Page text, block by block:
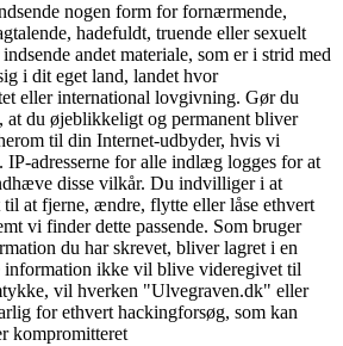
nogen form for fornærmende,
hadefuldt, truende eller sexuelt
andet materiale, som er i strid med
i dit eget land, landet hvor
eller international lovgivning. Gør du
at du øjeblikkeligt og permanent bliver
til din Internet-udbyder, hvis vi
IP-adresserne for alle indlæg logges for at
disse vilkår. Du indvilliger i at
at fjerne, ændre, flytte eller låse ethvert
vi finder dette passende. Som bruger
du har skrevet, bliver lagret i en
information ikke vil blive videregivet til
vil hverken "Ulvegraven.dk" eller
for ethvert hackingforsøg, som kan
kompromitteret